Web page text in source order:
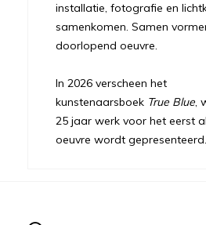
installatie, fotografie en
samenkomen. Samen
doorlopend oeuvre.
In 2026 verscheen het
kunstenaarsboek True Blue,
25 jaar werk voor het eerst
oeuvre wordt gepresenteerd.